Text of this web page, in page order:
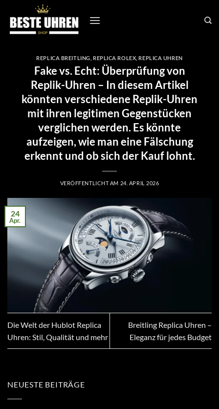
Inhalt
springen
REPLICA BREITLING REPLICA ROLEX ,REPLICA UHREN
Fake vs. Echt: Überprüfung von
Replik-Uhren – In diesem Artikel
könnten verschiedene Replik-Uhren
mit ihren legitimen Gegenstücken
verglichen werden. Es könnte
aufzeigen, wie man eine Fälschung
erkennt und ob sich der Kauf lohnt.
VERÖFFENTLICHT AM 24. APRIL 2026
24
Apr.
Die Welt der Hublot Replica
Uhren: Stil, Qualität und mehr
Breitling Replica Uhren –
Eleganz für jedes Budget
NEUESTE BEITRÄGE